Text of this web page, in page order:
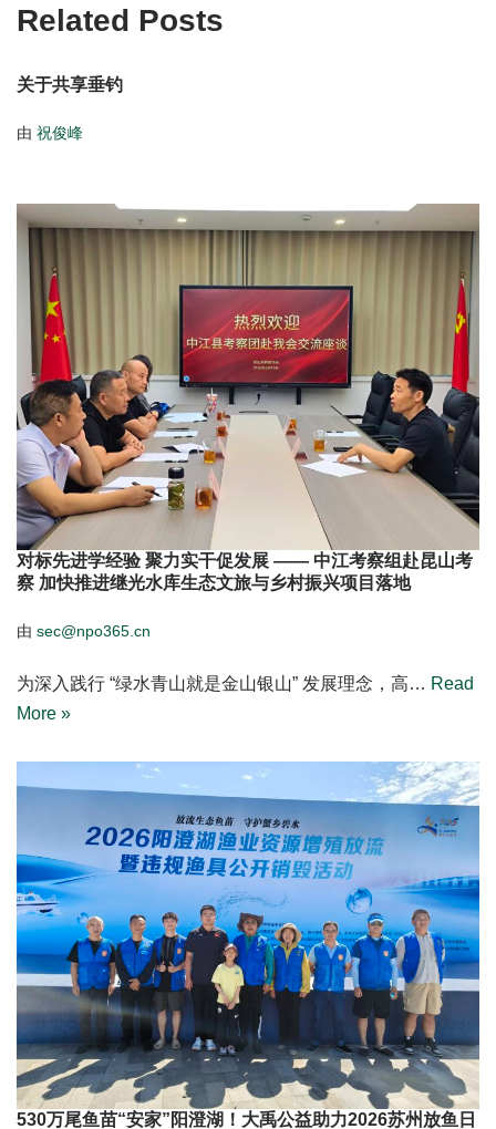
Related Posts
关于共享垂钓
由 祝俊峰
对标先进学经验 聚力实干促发展 —— 中江考察组赴昆山考
察 加快推进继光水库生态文旅与乡村振兴项目落地
由 sec@npo365.cn
为深入践行 “绿水青山就是金山银山” 发展理念，高… Read
More »
530万尾鱼苗“安家”阳澄湖！大禹公益助力2026苏州放鱼日